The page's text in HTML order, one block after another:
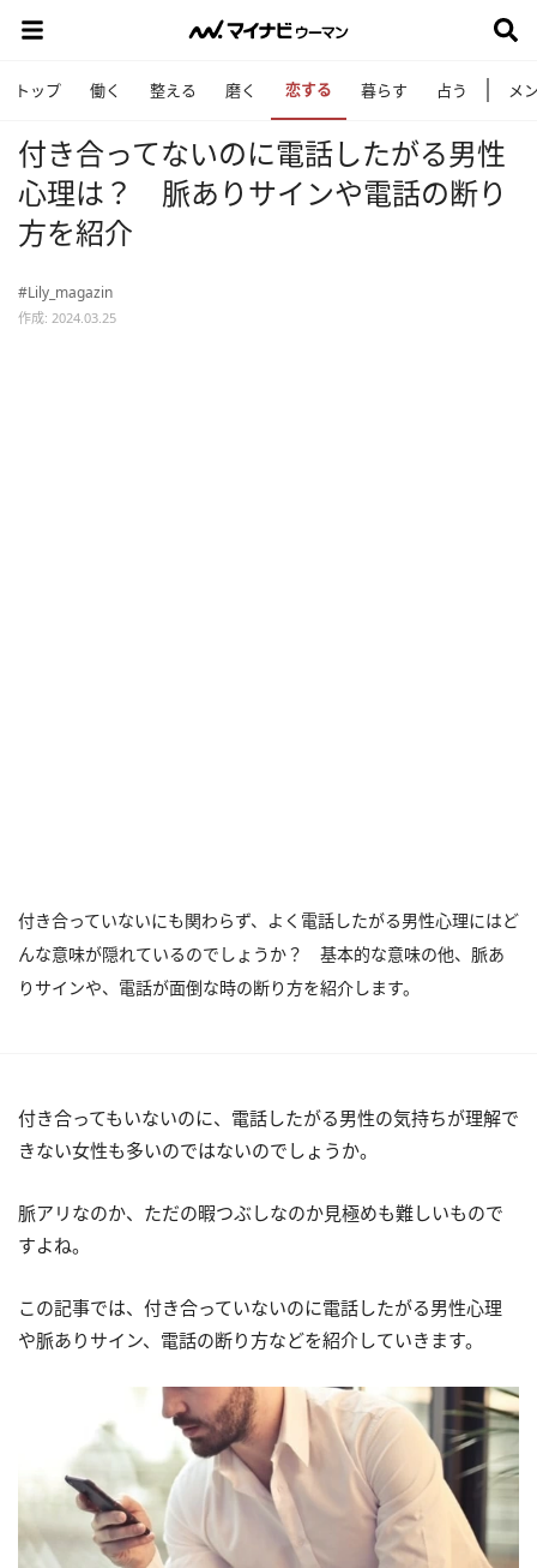
トップ 働く 整える 磨く 恋する 暮らす 占う メ
付き合ってないのに電話したがる男性
心理は？ 脈ありサインや電話の断り
方を紹介
#Lily_magazin
作成: 2024.03.25
付き合っていないにも関わらず、よく電話したがる男性心理にはど
んな意味が隠れているのでしょうか？ 基本的な意味の他、脈あ
りサインや、電話が面倒な時の断り方を紹介します。
付き合ってもいないのに、電話したがる男性の気持ちが理解で
きない女性も多いのではないのでしょうか。
脈アリなのか、ただの暇つぶしなのか見極めも難しいもので
すよね。
この記事では、付き合っていないのに電話したがる男性心理
や脈ありサイン、電話の断り方などを紹介していきます。